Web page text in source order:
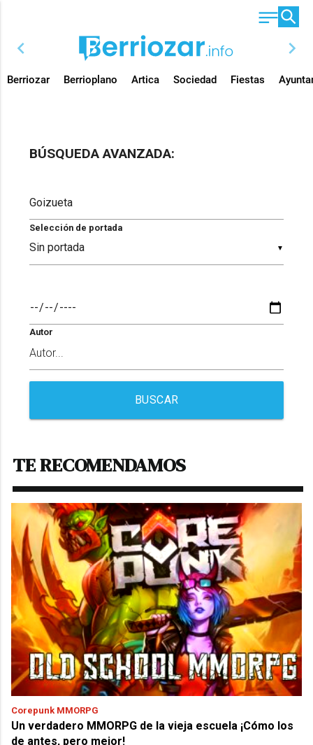
chevron_left chevron_right
Berriozar Berrioplano Artica Sociedad Fiestas
BÚSQUEDA AVANZADA:
▼
Selección de portada
Autor
BUSCAR
TE RECOMENDAMOS
Corepunk MMORPG
Un verdadero MMORPG de la vieja escuela ¡Cómo los
de antes, pero mejor!